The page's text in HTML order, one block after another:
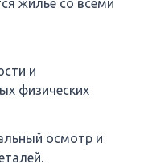
жилье со всеми
и
физических
осмотр и